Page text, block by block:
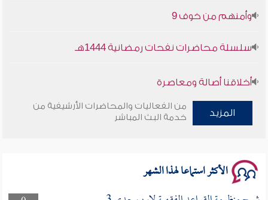
وأمنهم من خوف 9
سلسلة محاضرات نفحات رمضانية 1444هـ
أخلاقنا أصالة ومعاصرة
وأمنهم من خوف 9
المزيد
من الفعاليات والمحاضرات الأرشيفية من
خدمة البث المباشر
الأكثر استماعا لهذا الشهر